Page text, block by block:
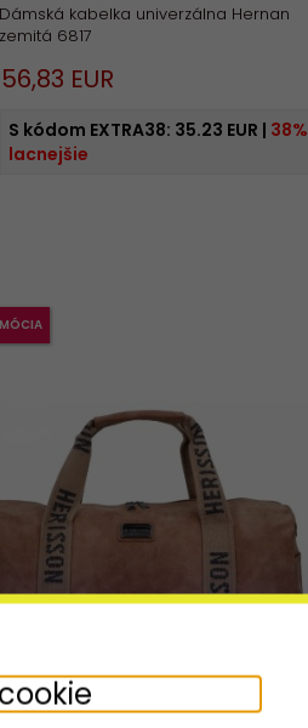
Dámská kabelka univerzálna Hernan
zemitá 6817
56,83 EUR
S kódom EXTRA38: 35.23 EUR | 38%
lacnejšie